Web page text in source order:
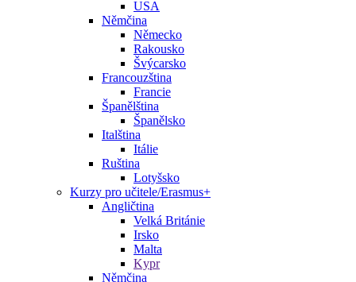
USA
Němčina
Německo
Rakousko
Švýcarsko
Francouzština
Francie
Španělština
Španělsko
Italština
Itálie
Ruština
Lotyšsko
Kurzy pro učitele/Erasmus+
Angličtina
Velká Británie
Irsko
Malta
Kypr
Němčina